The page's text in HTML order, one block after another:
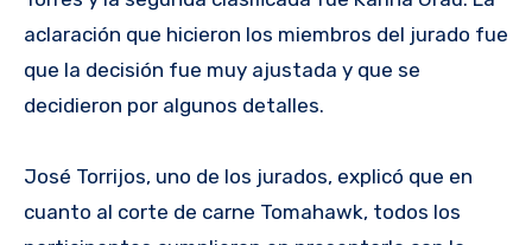
aclaración que hicieron los miembros del jurado fue
que la decisión fue muy ajustada y que se
decidieron por algunos detalles.
José Torrijos, uno de los jurados, explicó que en
cuanto al corte de carne Tomahawk, todos los